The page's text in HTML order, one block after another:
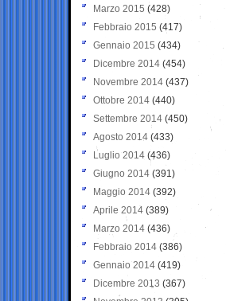
Marzo 2015 (428)
Febbraio 2015 (417)
Gennaio 2015 (434)
Dicembre 2014 (454)
Novembre 2014 (437)
Ottobre 2014 (440)
Settembre 2014 (450)
Agosto 2014 (433)
Luglio 2014 (436)
Giugno 2014 (391)
Maggio 2014 (392)
Aprile 2014 (389)
Marzo 2014 (436)
Febbraio 2014 (386)
Gennaio 2014 (419)
Dicembre 2013 (367)